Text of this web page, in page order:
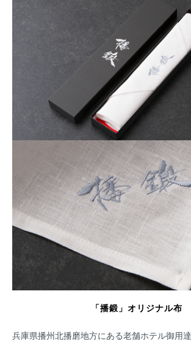
「播鍛」オリジナル布
兵庫県播州北播磨地方にある老舗ホテル御用